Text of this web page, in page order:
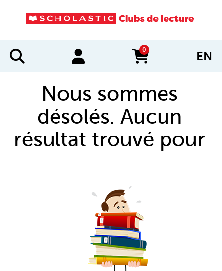
0
items in cart EN
Nous sommes
désolés. Aucun
résultat trouvé pour